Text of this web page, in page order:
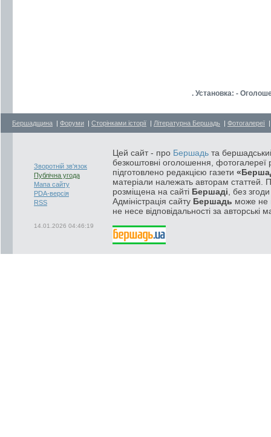
. Установка: -
Бершадщина | Форуми | Сторінками історії | Літературна Бершадь | Фотогалереї
Зворотній зв'язок
Публічна угода
Мапа сайту
PDA-версія
RSS
14.01.2026 04:46:19
Цей сайт - про Бершадь та
безкоштовні оголошення, фотогалереї
підготовлено редакцією газети
матеріали належать авторам статтей.
розміщена на сайті Бершаді , без
Адміністрація сайту Бершадь може не
не несе відповідальності за авторські